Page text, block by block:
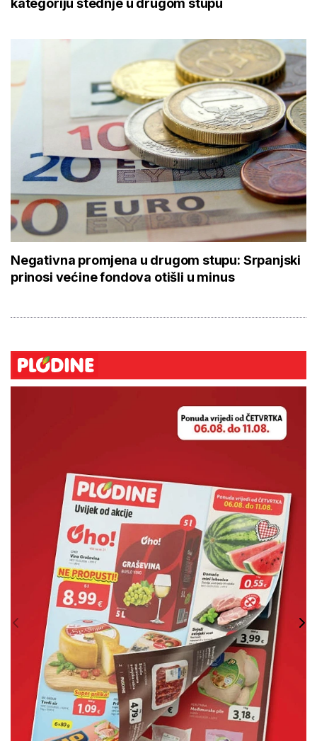
kategoriju štednje u drugom stupu
Negativna promjena u drugom stupu: Srpanjski
prinosi većine fondova otišli u minus